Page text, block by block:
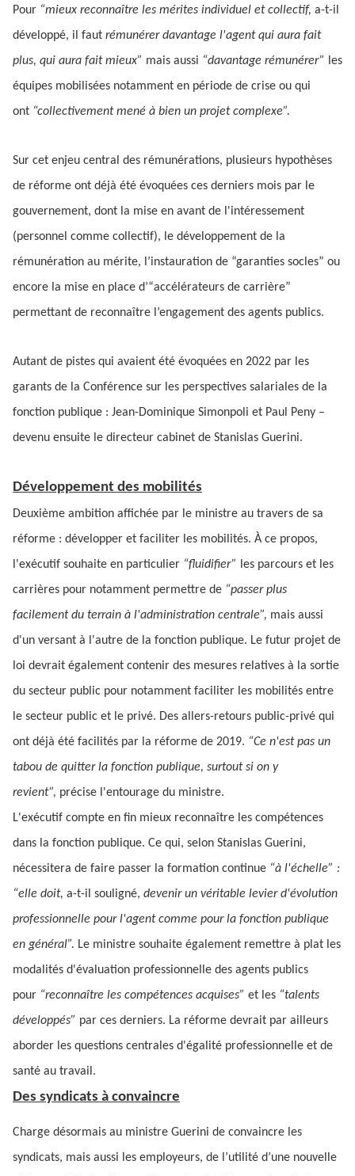
Pour “mieux reconnaître les mérites individuel et collectif, a-t-il
développé, il faut rémunérer davantage l'agent qui aura fait
plus, qui aura fait mieux” mais aussi “davantage rémunérer” les
équipes mobilisées notamment en période de crise ou qui
ont “collectivement mené à bien un projet complexe”.
Sur cet enjeu central des rémunérations, plusieurs hypothèses
de réforme ont déjà été évoquées ces derniers mois par le
gouvernement, dont la mise en avant de l'intéressement
(personnel comme collectif), le développement de la
rémunération au mérite, l’instauration de “garanties socles” ou
encore la mise en place d’“accélérateurs de carrière”
permettant de reconnaître l’engagement des agents publics.
Autant de pistes qui avaient été évoquées en 2022 par les
garants de la Conférence sur les perspectives salariales de la
fonction publique : Jean-Dominique Simonpoli et Paul Peny –
devenu ensuite le directeur cabinet de Stanislas Guerini.
Développement des mobilités
Deuxième ambition affichée par le ministre au travers de sa
réforme : développer et faciliter les mobilités. À ce propos,
l'exécutif souhaite en particulier “fluidifier” les parcours et les
carrières pour notamment permettre de “passer plus
facilement du terrain à l'administration centrale”, mais aussi
d'un versant à l'autre de la fonction publique. Le futur projet de
loi devrait également contenir des mesures relatives à la sortie
du secteur public pour notamment faciliter les mobilités entre
le secteur public et le privé. Des allers-retours public-privé qui
ont déjà été facilités par la réforme de 2019. “Ce n'est pas un
tabou de quitter la fonction publique, surtout si on y
revient”, précise l'entourage du ministre.
L'exécutif compte en fin mieux reconnaître les compétences
dans la fonction publique. Ce qui, selon Stanislas Guerini,
nécessitera de faire passer la formation continue “à l'échelle” :
“elle doit, a-t-il souligné, devenir un véritable levier d'évolution
professionnelle pour l'agent comme pour la fonction publique
en général”. Le ministre souhaite également remettre à plat les
modalités d'évaluation professionnelle des agents publics
pour “reconnaître les compétences acquises” et les “talents
développés” par ces derniers. La réforme devrait par ailleurs
aborder les questions centrales d'égalité professionnelle et de
santé au travail.
Des syndicats à convaincre
Charge désormais au ministre Guerini de convaincre les
syndicats, mais aussi les employeurs, de l’utilité d’une nouvelle